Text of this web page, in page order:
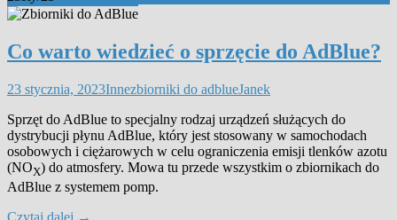
Co warto wiedzieć o sprzęcie do AdBlue?
23 stycznia, 2023Innezbiorniki do adblueJanek
Sprzęt do AdBlue to specjalny rodzaj urządzeń służących do
dystrybucji płynu AdBlue, który jest stosowany w samochodach
osobowych i ciężarowych w celu ograniczenia emisji tlenków azotu
(NOX) do atmosfery. Mowa tu przede wszystkim o zbiornikach do
AdBlue z systemem pomp.
Czytaj dalej →